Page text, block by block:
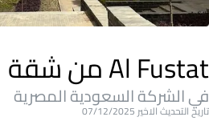
Al Fustat من شقة
في الشركة السعودية المصرية
تاريخ التحديث الاخير 07/12/2025